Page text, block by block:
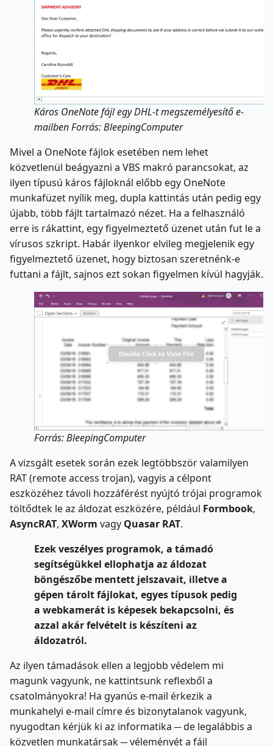
Káros OneNote fájl egy DHL-t megszemélyesítő e-
mailben Forrás: BleepingComputer
Mivel a OneNote fájlok esetében nem lehet
közvetlenül beágyazni a VBS makró parancsokat, az
ilyen típusú káros fájloknál előbb egy OneNote
munkafüzet nyílik meg, dupla kattintás után pedig egy
újabb, több fájlt tartalmazó nézet. Ha a felhasználó
erre is rákattint, egy figyelmeztető üzenet után fut le a
vírusos szkript. Habár ilyenkor elvileg megjelenik egy
figyelmeztető üzenet, hogy biztosan szeretnénk-e
futtani a fájlt, sajnos ezt sokan figyelmen kívül hagyják.
Forrás: BleepingComputer
A vizsgált esetek során ezek legtöbbször valamilyen
RAT (remote access trojan), vagyis a célpont
eszközéhez távoli hozzáférést nyújtó trójai programok
töltődtek le az áldozat eszközére, például Formbook,
AsyncRAT, XWorm vagy Quasar RAT.
Ezek veszélyes programok, a támadó
segítségükkel ellophatja az áldozat
böngészőbe mentett jelszavait, illetve a
gépen tárolt fájlokat, egyes típusok pedig
a webkamerát is képesek bekapcsolni, és
azzal akár felvételt is készíteni az
áldozatról.
Az ilyen támadások ellen a legjobb védelem mi
magunk vagyunk, ne kattintsunk reflexből a
csatolmányokra! Ha gyanús e-mail érkezik a
munkahelyi e-mail címre és bizonytalanok vagyunk,
nyugodtan kérjük ki az informatika ─ de legalábbis a
közvetlen munkatársak ─ véleményét a fájl